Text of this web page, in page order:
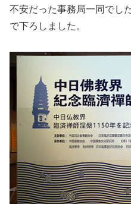
不安だった事務局一同でし
で下ろしました。